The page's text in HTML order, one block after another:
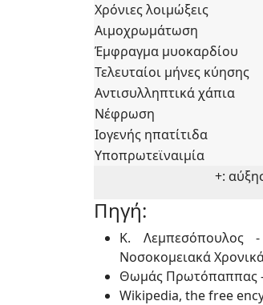
Χρόνιες λοιμώξεις
Αιμοχρωμάτωση
Έμφραγμα μυοκαρδίου
Τελευταίοι μήνες κύησης
Αντισυλληπτικά χάπια
Νέφρωση
Ιογενής ηπατίτιδα
Υποπρωτεϊναιμία
+:
Πηγή:
Κ. Λεμπεσόπουλος
Νοσοκομειακά
Θωμάς Πρωτόπαππας -
Wikipedia, the free